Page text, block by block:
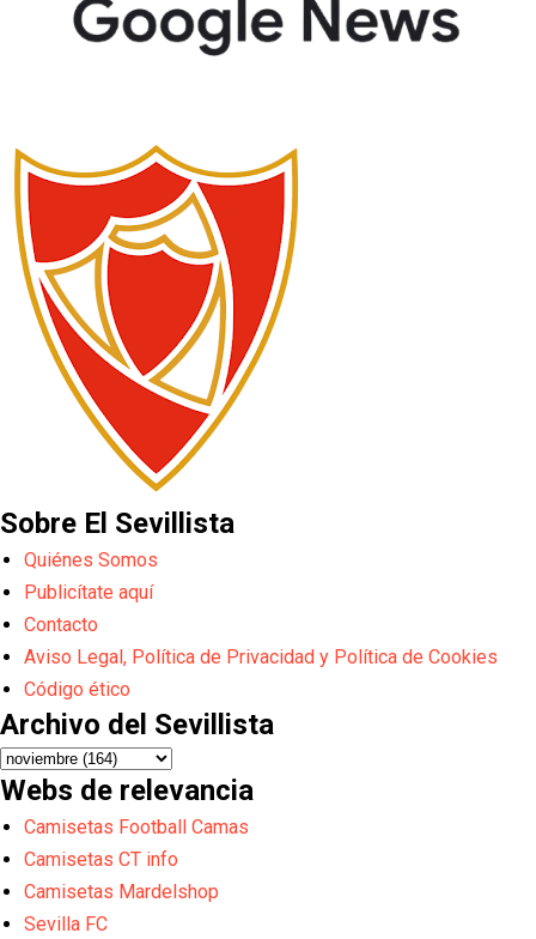
Sobre El Sevillista
Quiénes Somos
Publicítate aquí
Contacto
Aviso Legal, Política de Privacidad y Política de Cookies
Código ético
Archivo del Sevillista
Webs de relevancia
Camisetas Football Camas
Camisetas CT info
Camisetas Mardelshop
Sevilla FC